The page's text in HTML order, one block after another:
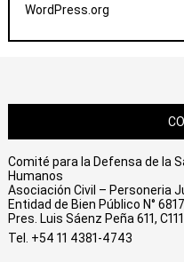
WordPress.org
Comité para la Defensa de la
Humanos
Asociación Civil – Personeria
Entidad de Bien Público N° 6817
Pres. Luis Sáenz Peña 611,
Tel. +54 11 4381-4743